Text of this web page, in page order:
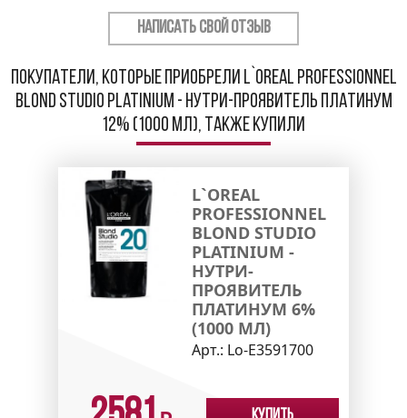
НАПИСАТЬ СВОЙ ОТЗЫВ
Покупатели, которые приобрели L`oreal Professionnel
Blond Studio Platinium - Нутри-проявитель Платинум
12% (1000 мл), также купили
L`OREAL
PROFESSIONNEL
BLOND STUDIO
PLATINIUM -
НУТРИ-
ПРОЯВИТЕЛЬ
ПЛАТИНУМ 6%
(1000 МЛ)
Арт.: Lo-E3591700